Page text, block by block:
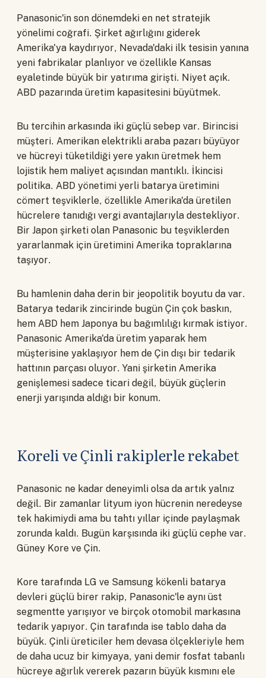
Panasonic'in son dönemdeki en net stratejik
yönelimi coğrafi. Şirket ağırlığını giderek
Amerika'ya kaydırıyor, Nevada'daki ilk tesisin yanına
yeni fabrikalar planlıyor ve özellikle Kansas
eyaletinde büyük bir yatırıma girişti. Niyet açık.
ABD pazarında üretim kapasitesini büyütmek.
Bu tercihin arkasında iki güçlü sebep var. Birincisi
müşteri. Amerikan elektrikli araba pazarı büyüyor
ve hücreyi tüketildiği yere yakın üretmek hem
lojistik hem maliyet açısından mantıklı. İkincisi
politika. ABD yönetimi yerli batarya üretimini
cömert teşviklerle, özellikle Amerika'da üretilen
hücrelere tanıdığı vergi avantajlarıyla destekliyor.
Bir Japon şirketi olan Panasonic bu teşviklerden
yararlanmak için üretimini Amerika topraklarına
taşıyor.
Bu hamlenin daha derin bir jeopolitik boyutu da var.
Batarya tedarik zincirinde bugün Çin çok baskın,
hem ABD hem Japonya bu bağımlılığı kırmak istiyor.
Panasonic Amerika'da üretim yaparak hem
müşterisine yaklaşıyor hem de Çin dışı bir tedarik
hattının parçası oluyor. Yani şirketin Amerika
genişlemesi sadece ticari değil, büyük güçlerin
enerji yarışında aldığı bir konum.
Koreli ve Çinli rakiplerle rekabet
Panasonic ne kadar deneyimli olsa da artık yalnız
değil. Bir zamanlar lityum iyon hücrenin neredeyse
tek hakimiydi ama bu tahtı yıllar içinde paylaşmak
zorunda kaldı. Bugün karşısında iki güçlü cephe var.
Güney Kore ve Çin.
Kore tarafında LG ve Samsung kökenli batarya
devleri güçlü birer rakip, Panasonic'le aynı üst
segmentte yarışıyor ve birçok otomobil markasına
tedarik yapıyor. Çin tarafında ise tablo daha da
büyük. Çinli üreticiler hem devasa ölçekleriyle hem
de daha ucuz bir kimyaya, yani demir fosfat tabanlı
hücreye ağırlık vererek pazarın büyük kısmını ele